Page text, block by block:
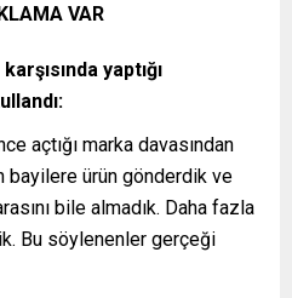
VAR
yaptığı
açtığı marka davasından
bayilere ürün gönderdik ve
bile almadık. Daha fazla
Bu söylenenler gerçeği